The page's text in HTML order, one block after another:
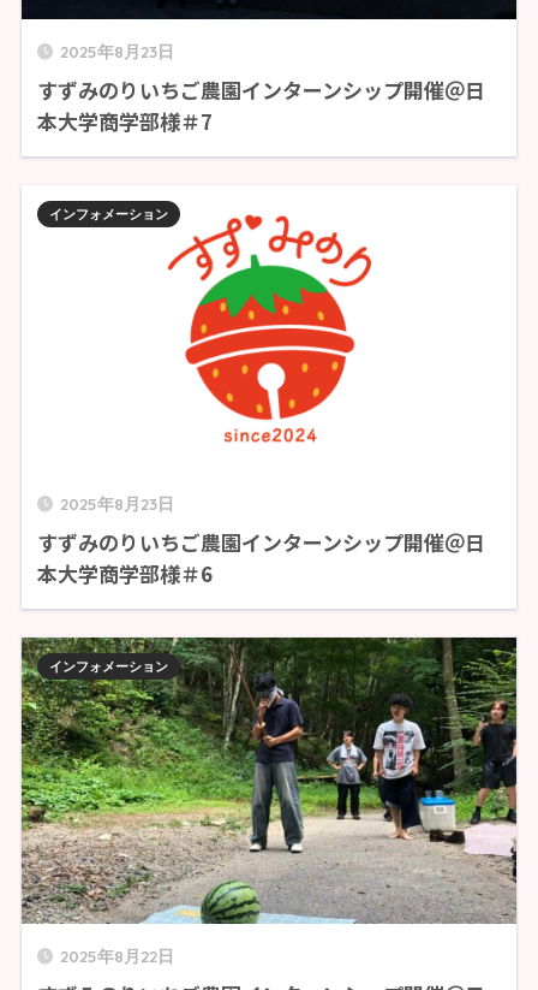
2025年8月23日
すずみのりいちご農園インターンシップ開催＠日
本大学商学部様＃7
2025年8月23日
すずみのりいちご農園インターンシップ開催＠日
本大学商学部様＃6
インフォメーション
2025年8月22日
インフォメーション